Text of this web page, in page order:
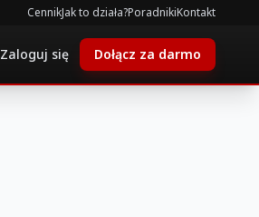
CennikJak to działa?PoradnikiKontakt
Zaloguj się Dołącz za darmo